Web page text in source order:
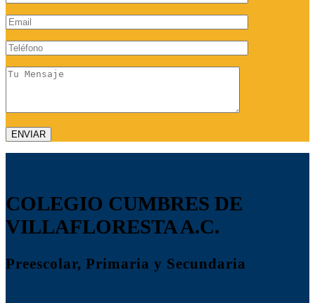
COLEGIO CUMBRES DE
VILLAFLORESTA A.C.
Preescolar, Primaria y Secundaria